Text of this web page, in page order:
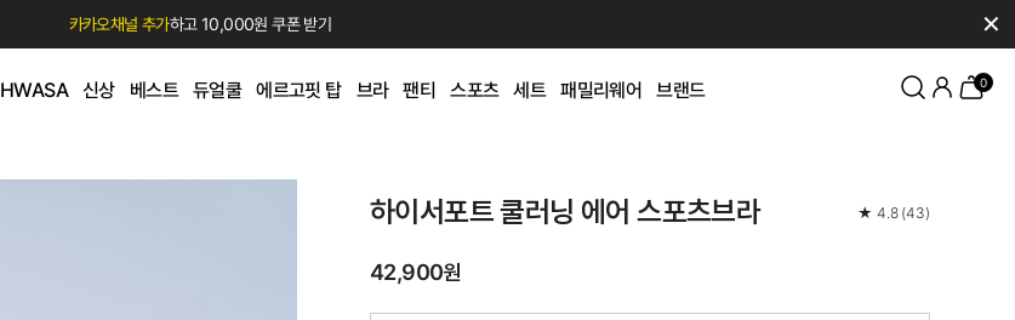
카카오채널 추가하고 10,000원 쿠폰 받기 ✕
HWASA 신상 베스트 듀얼쿨 에르고핏 탑 브라 팬티 스포츠 세트 패밀리웨어 브랜드 0
하이서포트 쿨러닝 에어 스포츠브라 ★ 4.8 (43)
42,900원